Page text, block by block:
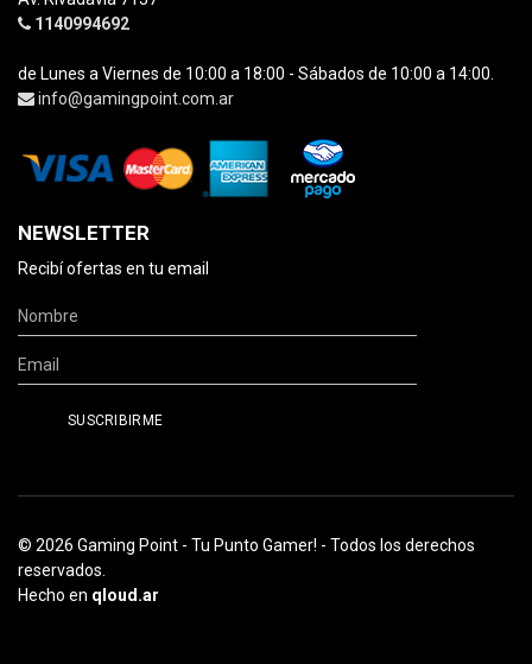
1140994692
de Lunes a Viernes de 10:00 a 18:00 - Sábados de 10:00 a 14:00.
info@gamingpoint.com.ar
NEWSLETTER
Recibí ofertas en tu email
© 2026 Gaming Point - Tu Punto Gamer! - Todos los derechos
reservados.
Hecho en qloud.ar